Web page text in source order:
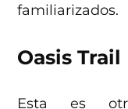
familiarizados.
Oasis Trail
Esta es